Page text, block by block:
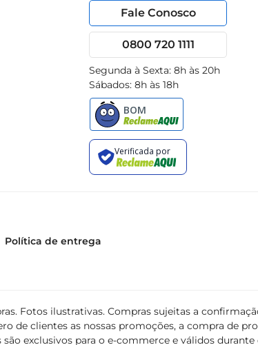
Fale Conosco
0800 720 1111
Segunda à Sexta: 8h às 20h
Sábados: 8h às 18h
Política de entrega
Fotos ilustrativas. Compras sujeitas a
de clientes as nossas promoções, a compra de
exclusivos para o e-commerce e válidos